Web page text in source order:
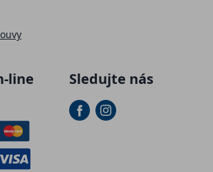
line
Sledujte nás